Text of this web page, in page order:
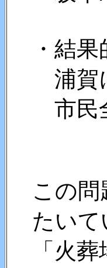
・結果
浦賀に
市民全
この問
たいて
「火葬